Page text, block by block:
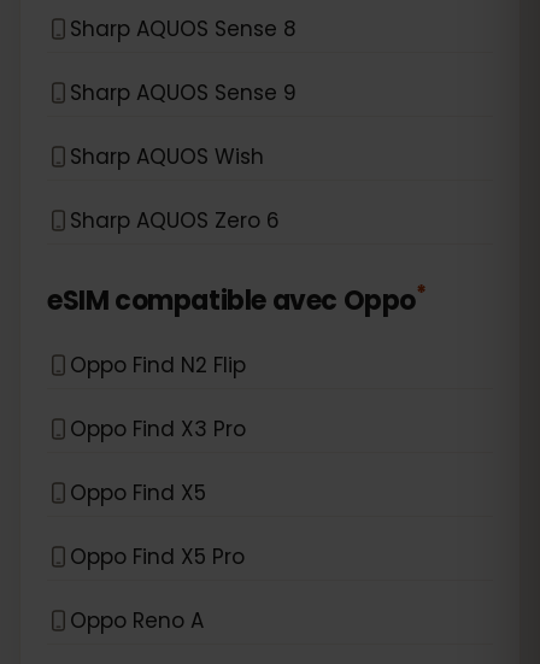
Sharp AQUOS Sense 8
Sharp AQUOS Sense 9
Sharp AQUOS Wish
Sharp AQUOS Zero 6
eSIM compatible avec Oppo*
Oppo Find N2 Flip
Oppo Find X3 Pro
Oppo Find X5
Oppo Find X5 Pro
Oppo Reno A